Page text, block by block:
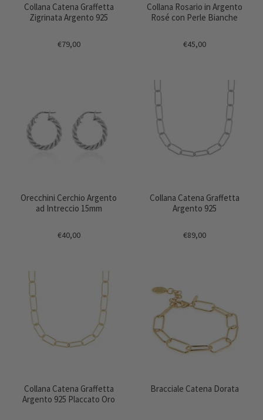
Collana Catena Graffetta
Zigrinata Argento 925
€79,00
Collana Rosario in Argento
Rosé con Perle Bianche
€45,00
Orecchini Cerchio Argento
ad Intreccio 15mm
€40,00
Collana Catena Graffetta
Argento 925
€89,00
Collana Catena Graffetta
Argento 925 Placcato Oro
Bracciale Catena Dorata